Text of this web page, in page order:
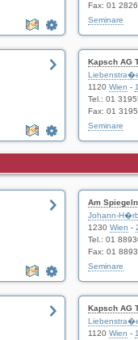
Fax: 01
Seminare
Kapsch AG
1120 Wien -
Tel.: 01
Fax: 01
Seminare
Am
Johann-
1230 Wien -
Tel.: 01
Fax: 01
Seminare
Kapsch AG
1120 Wien -